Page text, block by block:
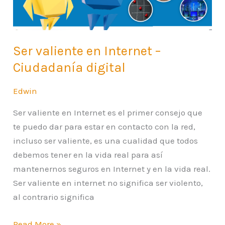
Ser valiente en Internet –
Ciudadanía digital
Edwin
Ser valiente en Internet es el primer consejo que
te puedo dar para estar en contacto con la red,
incluso ser valiente, es una cualidad que todos
debemos tener en la vida real para así
mantenernos seguros en Internet y en la vida real.
Ser valiente en internet no significa ser violento,
al contrario significa
digital